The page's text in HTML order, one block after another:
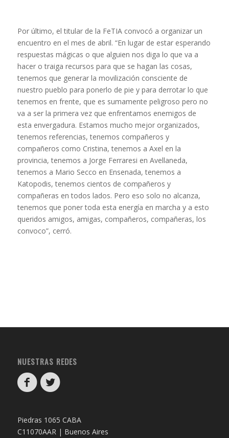
Por último, el titular de la FeTIA convocó a organizar un
encuentro en el mes de abril. “En lugar de estar esperando
respuestas mágicas o que alguien nos diga lo que va a
hacer o traiga recursos para que se hagan las cosas,
tenemos que generar la movilización consciente de
nuestro pueblo para ponerlo de pie y para derrotar lo que
tenemos en frente, que es sumamente peligroso pero no
va a ser la primera vez que enfrentamos enemigos de
esta envergadura. Estamos mucho mejor organizados,
tenemos referencias, tenemos compañeros y
compañeros como Cristina, tenemos a Axel en la
provincia, tenemos a Jorge Ferraresi en Avellaneda,
tenemos a Mario Secco en Ensenada, tenemos a
Katopodis, tenemos cientos de compañeros y
compañeras en todos lados. Pero eso solo no alcanza,
tenemos que poner toda esta energía en marcha y a esto
queridos amigos, amigas, compañeros, compañeras, los
convoco”, cerró.
NUESTRAS REDES
Piedras 1065 CABA
C11070AAR | Buenos Aires